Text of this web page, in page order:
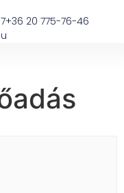
+36 20 775-76-46